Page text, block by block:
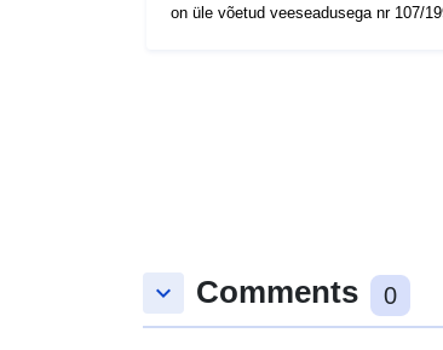
on üle võetud veeseadusega nr 107/
keyboard_arrow_down Comments 0